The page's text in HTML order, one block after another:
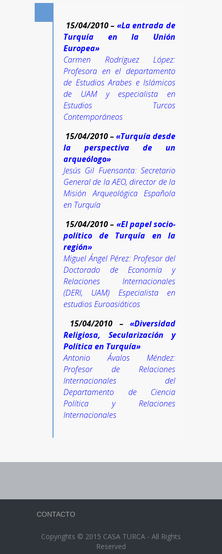
15/04/2010 – «La entrada de
Turquía en la Unión
Europea»
Carmen Rodríguez López:
Profesora en el departamento
de Estudios Arabes e Islámicos
de UAM y especialista en
Estudios Turcos
Contemporáneos
15/04/2010 –«Turquía desde
la perspectiva de un
arqueólogo»
Jesús Gil Fuensanta: Secretario
General de la AEO, director de la
Misión Arqueológica Española
en Turquía
15/04/2010 – «El papel socio-
político de Turquía en la
región»
Miguel Ángel Pérez: Profesor del
Doctorado de Economía y
Relaciones Internacionales
(DERI, UAM) Especialista en
estudios Euroasiáticos
15/04/2010 –
«Diversidad
Religiosa, Secularización y
Política en Turquía»
Antonio Ávalos Méndez:
Profesor de Relaciones
Internacionales del
Departamento de Ciencia
Política y Relaciones
Internacionales
CONTACTO
Copyrights © 2015 CASA TURCA - All Rights
Reserved